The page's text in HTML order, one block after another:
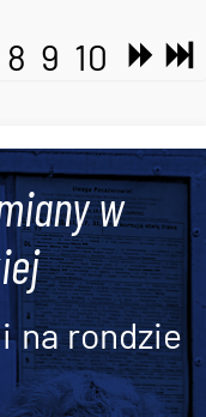
8 9 10
w
na rondzie